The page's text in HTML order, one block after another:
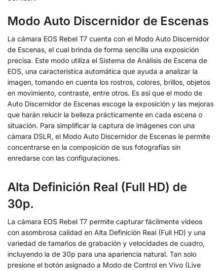
Modo Auto Discernidor de Escenas
La cámara EOS Rebel T7 cuenta con el Modo Auto Discernidor
de Escenas, el cual brinda de forma sencilla una exposición
precisa. Este modo utiliza el Sistema de Análisis de Escena de
EOS, una característica automática que ayuda a analizar la
imagen, tomando en cuenta los rostros, colores, brillos, objetos
en movimiento, contraste, entre otros. Es así que el modo de
Auto Discernidor de Escenas escoge la exposición y las mejoras
que harán relucir la belleza prácticamente en cada escena o
situación. Para simplificar la captura de imágenes con una
cámara DSLR, el Modo Auto Discernidor de Escenas le permite
concentrarse en la composición de sus fotografías sin
enredarse con las configuraciones.
Alta Definición Real (Full HD) de
30p.
La cámara EOS Rebel T7 permite capturar fácilmente videos
con asombrosa calidad en Alta Definición Real (Full HD) y una
variedad de tamaños de grabación y velocidades de cuadro,
incluyendo la de 30p para una apariencia natural. Tan solo
presione el botón asignado a Modo de Control en Vivo (Live